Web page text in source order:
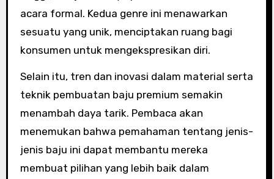
acara formal. Kedua genre ini menawarkan
sesuatu yang unik, menciptakan ruang bagi
konsumen untuk mengekspresikan diri.
Selain itu, tren dan inovasi dalam material serta
teknik pembuatan baju premium semakin
menambah daya tarik. Pembaca akan
menemukan bahwa pemahaman tentang jenis-
jenis baju ini dapat membantu mereka
membuat pilihan yang lebih baik dalam